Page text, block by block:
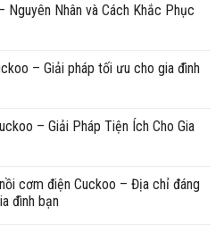
Nguyên Nhân và Cách Khắc Phục
– Giải pháp tối ưu cho gia đình
– Giải Pháp Tiện Ích Cho Gia
cơm điện Cuckoo – Địa chỉ đáng
đình bạn